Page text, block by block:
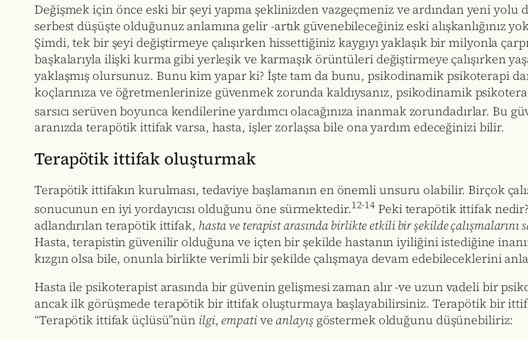
Değişmek için önce eski bir şeyi yapma şeklinizden vazgeçmeniz ve ardından yeni
serbest düşüşte olduğunuz anlamına gelir -artık güvenebileceğiniz eski alışkanlığınız
Şimdi, tek bir şeyi değiştirmeye çalışırken hissettiğiniz kaygıyı yaklaşık bir milyonla
başkalarıyla ilişki kurma gibi yerleşik ve karmaşık örüntüleri değiştirmeye çalışırken
yaklaşmış olursunuz. Bunu kim yapar ki? İşte tam da bunu, psikodinamik psikoterapi
koçlarınıza ve öğretmenlerinize güvenmek zorunda kaldıysanız, psikodinamik
sarsıcı serüven boyunca kendilerine yardımcı olacağınıza inanmak zorundadırlar. Bu
aranızda terapötik ittifak varsa, hasta, işler zorlaşsa bile ona yardım edeceğinizi bilir.
Terapötik ittifak oluşturmak
Terapötik ittifakın kurulması, tedaviye başlamanın en önemli unsuru olabilir. Birçok
sonucunun en iyi yordayıcısı olduğunu öne sürmektedir.12-14 Peki terapötik ittifak
adlandırılan terapötik ittifak, hasta ve terapist arasında birlikte etkili bir şekilde çalışmalarını
Hasta, terapistin güvenilir olduğuna ve içten bir şekilde hastanın iyiliğini istediğine
kızgın olsa bile, onunla birlikte verimli bir şekilde çalışmaya devam edebileceklerini
Hasta ile psikoterapist arasında bir güvenin gelişmesi zaman alır -ve uzun vadeli bir
ancak ilk görüşmede terapötik bir ittifak oluşturmaya başlayabilirsiniz. Terapötik bir
“Terapötik ittifak üçlüsü”nün ilgi, empative anlayışgöstermek olduğunu düşünebiliriz: